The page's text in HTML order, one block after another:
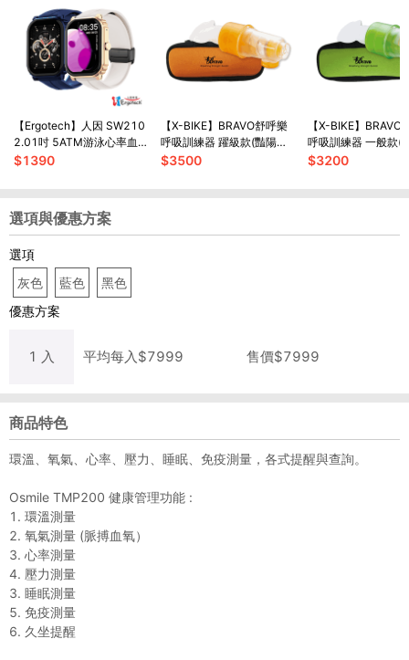
【Ergotech】人因 SW210
2.01吋 5ATM游泳心率血
氧藍牙通話腕錶 可通話
$1390
【X-BIKE】BRAVO舒呼樂
呼吸訓練器 躍級款(豔陽橘)
血氧增加機制
$3500
【X-BIKE】BRAVO
呼吸訓練器 一般款(
血氧增加機制
$3200
選項與優惠方案
選項
灰色
藍色
黑色
優惠方案
1 入 平均每入$7999 售價$7999
商品特色
環溫、氧氣、心率、壓力、睡眠、免疫測量，各式提醒與查詢。
Osmile TMP200 健康管理功能 :
1. 環溫測量
2. 氧氣測量 (脈搏血氧）
3. 心率測量
4. 壓力測量
3. 睡眠測量
5. 免疫測量
6. 久坐提醒